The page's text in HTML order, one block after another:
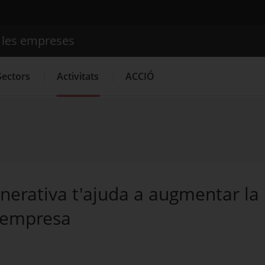
Cercador
empreses
Activitats ACCIÓ
t'ajuda a augmentar la